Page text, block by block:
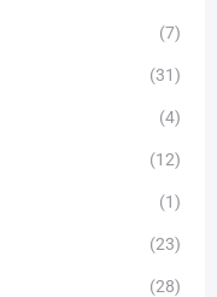
(7)
(31)
(4)
(12)
(1)
(23)
(28)